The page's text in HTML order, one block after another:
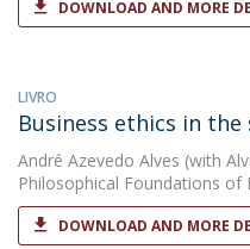
DOWNLOAD AND MORE
LIVRO
Business ethics in
André Azevedo Alves (with
Philosophical Foundations of
DOWNLOAD AND MORE